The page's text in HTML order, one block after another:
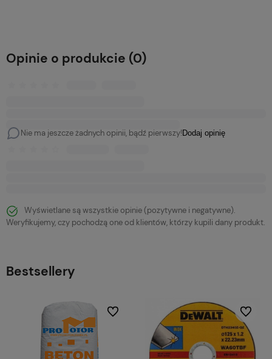
Opinie o produkcie (0)
Nie ma jeszcze żadnych opinii, bądź pierwszy! Dodaj opinię
Wyświetlane są wszystkie opinie (pozytywne i negatywne).
Weryfikujemy, czy pochodzą one od klientów, którzy kupili dany produkt.
Bestsellery
Do ulubionych Do